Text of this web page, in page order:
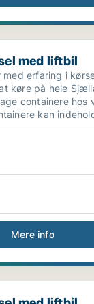
med liftbil
erfaring i
køre på hele
containere hos
kan
Mere info